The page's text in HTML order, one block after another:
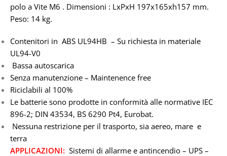
polo a Vite M6 . Dimensioni : LxPxH 197x165xh157 mm.
Peso: 14 kg.
Contenitori in ABS UL94HB – Su richiesta in materiale
UL94-V0
Bassa autoscarica
Senza manutenzione – Maintenence free
Riciclabili al 100%
Le batterie sono prodotte in conformità alle normative IEC
896-2; DIN 43534, BS 6290 Pt4, Eurobat.
Nessuna restrizione per il trasporto, sia aereo, mare e
terra
APPLICAZIONI: Sistemi di allarme e antincendio – UPS –